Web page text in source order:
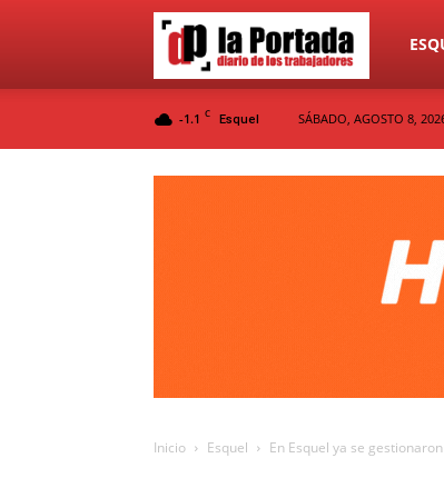
Diario
-1.1 C Esquel SÁBADO, AGOSTO 8,
Inicio Esquel En Esquel ya se